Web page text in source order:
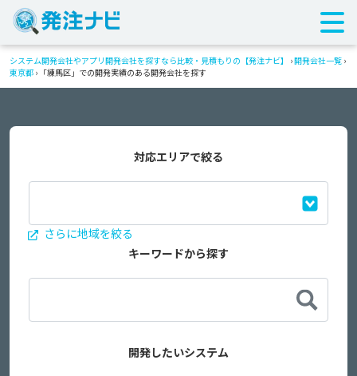
システム開発会社やアプリ開発会社を探すなら比較・見積もりの【発注ナビ】 ›開発会社一覧 ›
東京都 › 「練馬区」での開発実績のある開発会社を探す
対応エリアで絞る
さらに地域を絞る
キーワードから探す
開発したいシステム